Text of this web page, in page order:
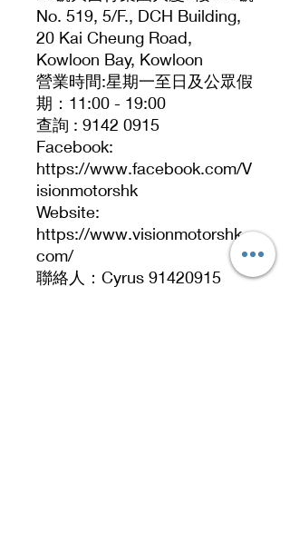
No. 519, 5/F., DCH Building,
20 Kai Cheung Road,
Kowloon Bay, Kowloon
營業時間:星期一至日及公眾假
期：11:00 - 19:00
查詢 : 9142 0915
Facebook:
https://www.facebook.com/V
isionmotorshk
Website:
https://www.visionmotorshk.
com/
聯絡人：Cyrus 91420915